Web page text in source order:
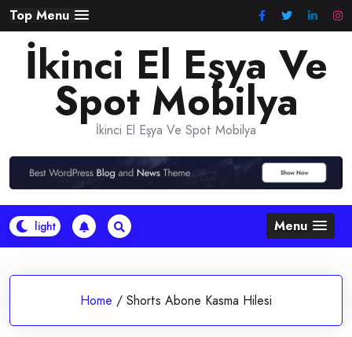
Skip
to
content
Top Menu
İkinci El Eşya Ve
Spot Mobilya
İkinci El Eşya Ve Spot Mobilya
Menu
Home / Shorts Abone Kasma Hilesi